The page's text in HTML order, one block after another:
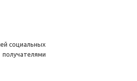
социальных